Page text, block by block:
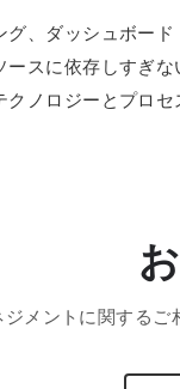
、ダッシュボー
スに依存しすぎ
ノロジーとプロセ
ジメントに関するご